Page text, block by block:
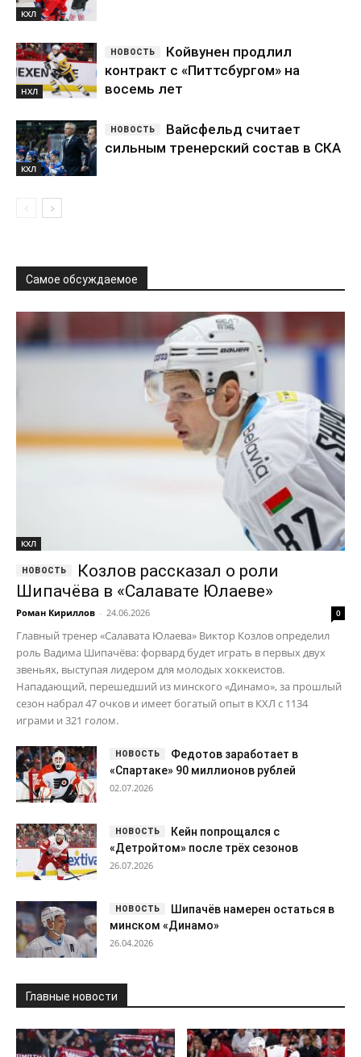
КХЛ
НХЛ
Койвунен продлил
контракт с «Питтсбургом» на
восемь лет
КХЛ
Вайсфельд считает
сильным тренерский состав в СКА
Самое обсуждаемое
КХЛ
Козлов рассказал о роли
Шипачёва в «Салавате Юлаеве»
Роман Кириллов - 24.06.2026 0
Главный тренер «Салавата Юлаева» Виктор Козлов определил
роль Вадима Шипачёва: форвард будет играть в первых двух
звеньях, выступая лидером для молодых хоккеистов.
Нападающий, перешедший из минского «Динамо», за прошлый
сезон набрал 47 очков и имеет богатый опыт в КХЛ с 1134
играми и 321 голом.
Федотов заработает в
«Спартаке» 90 миллионов рублей
02.07.2026
Кейн попрощался с
«Детройтом» после трёх сезонов
26.07.2026
Шипачёв намерен остаться в
минском «Динамо»
26.04.2026
Главные новости